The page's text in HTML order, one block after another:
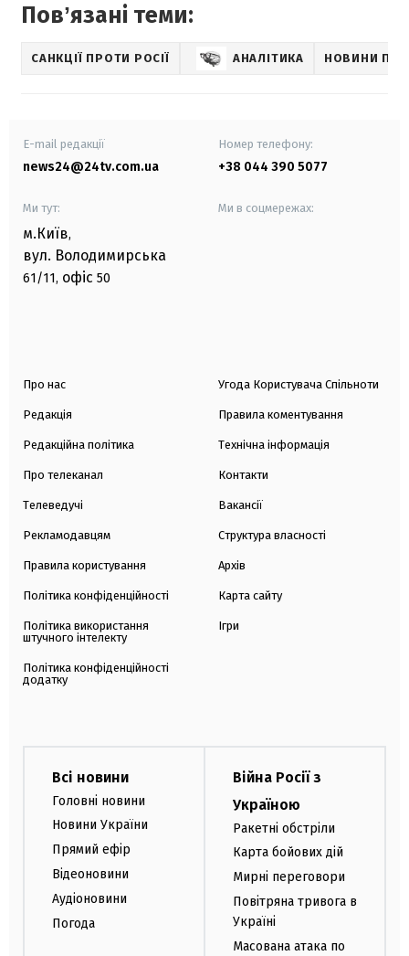
Повʼязані теми:
САНКЦІЇ ПРОТИ РОСІЇ АНАЛІТИКА НОВИНИ
E-mail редакції
news24@24tv.com.ua
Номер телефону:
+38 044 390 5077
Ми тут:
м.Київ,
вул. Володимирська
61/11, офіс 50
Ми в соцмережах:
Про нас
Редакція
Редакційна політика
Про телеканал
Телеведучі
Рекламодавцям
Правила користування
Політика конфіденційності
Політика використання
штучного інтелекту
Політика конфіденційності
додатку
Угода Користувача Спільноти
Правила коментування
Технічна інформація
Контакти
Вакансії
Структура власності
Архів
Карта сайту
Ігри
Всі новини
Головні новини
Новини України
Прямий ефір
Відеоновини
Аудіоновини
Погода
Війна Росії з
Україною
Ракетні обстріли
Карта бойових дій
Мирні переговори
Повітряна тривога в
Україні
Масована атака по